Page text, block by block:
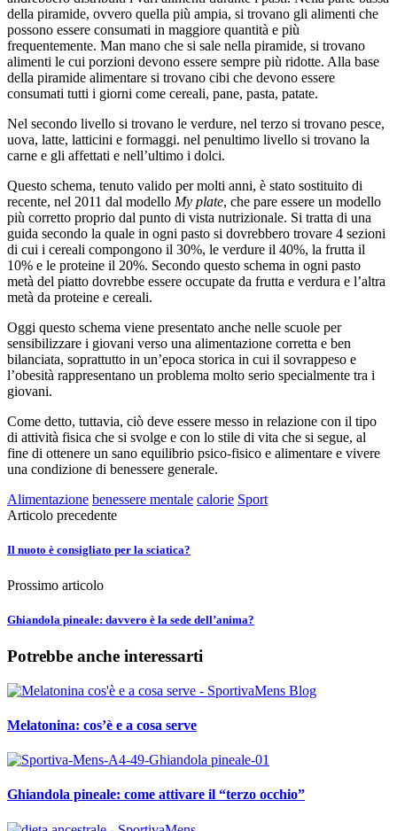
della piramide, ovvero quella più ampia, si trovano gli alimenti che
possono essere consumati in maggiore quantità e più
frequentemente. Man mano che si sale nella piramide, si trovano
alimenti le cui porzioni devono essere sempre più ridotte. Alla base
della piramide alimentare si trovano cibi che devono essere
consumati tutti i giorni come cereali, pane, pasta, patate.
Nel secondo livello si trovano le verdure, nel terzo si trovano pesce,
uova, latte, latticini e formaggi. nel penultimo livello si trovano la
carne e gli affettati e nell’ultimo i dolci.
Questo schema, tenuto valido per molti anni, è stato sostituito di
recente, nel 2011 dal modello My plate, che pare essere un modello
più corretto proprio dal punto di vista nutrizionale. Si tratta di una
guida secondo la quale in ogni pasto si dovrebbero trovare 4 sezioni
di cui i cereali compongono il 30%, le verdure il 40%, la frutta il
10% e le proteine il 20%. Secondo questo schema in ogni pasto
metà del piatto dovrebbe essere occupate da frutta e verdura e l’altra
metà da proteine e cereali.
Oggi questo schema viene presentato anche nelle scuole per
sensibilizzare i giovani verso una alimentazione corretta e ben
bilanciata, soprattutto in un’epoca storica in cui il sovrappeso e
l’obesità rappresentano un problema molto serio specialmente tra i
giovani.
Come detto, tuttavia, ciò deve essere messo in relazione con il tipo
di attività fisica che si svolge e con lo stile di vita che si segue, al
fine di ottenere un sano equilibrio psico-fisico e alimentare e vivere
una condizione di benessere generale.
Alimentazione benessere mentale calorie Sport
Articolo precedente
Il nuoto è consigliato per la sciatica?
Prossimo articolo
Ghiandola pineale: davvero è la sede dell’anima?
Potrebbe anche interessarti
Melatonina: cos’è e a cosa serve
Ghiandola pineale: come attivare il “terzo occhio”